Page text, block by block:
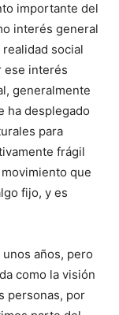
importante del
interés general
social
ese interés
generalmente
ha desplegado
para
frágil
que
fijo, y es
años, pero
como la visión
personas, por